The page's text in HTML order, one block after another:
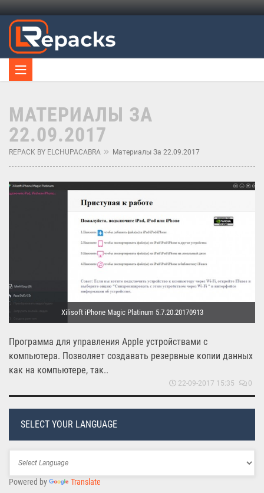
МАТЕРИАЛЫ ЗА
22.09.2017
REPACK BY ELCHUPACABRA Материалы За 22.09.2017
Xilisoft iPhone Magic Platinum 5.7.20.20170913
Программа для управления Apple устройствами с
компьютера. Позволяет создавать резервные копии данных
как на компьютере, так..
22-09-2017 15:35 0
SELECT YOUR LANGUAGE
Powered by Translate